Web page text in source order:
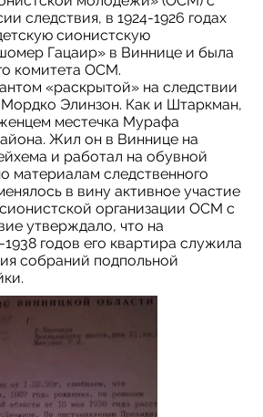
следствия, в 1924-1926 годах
сионистскую
Гацаир» в Виннице и была
комитета ОСМ.
«раскрытой» на следствии
Элинзон. Как и Штаркман,
местечка Мурафа
Жил он в Виннице на
и работал на обувной
материалам следственного
в вину активное участие
организации ОСМ с
утверждало, что на
годов его квартира служила
собраний подпольной